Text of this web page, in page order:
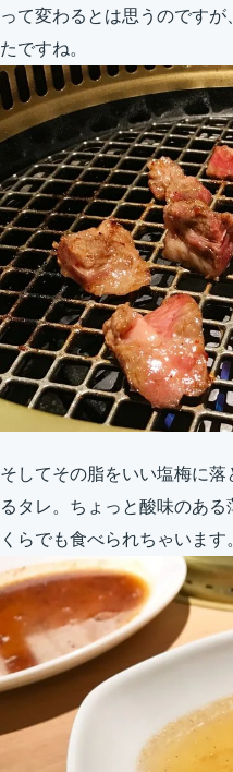
って変わるとは思うのです
たですね。
そしてその脂をいい塩梅に
るタレ。ちょっと酸味のあ
くらでも食べられちゃいます